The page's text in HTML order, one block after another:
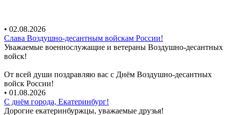
• 02.08.2026
Слава Воздушно-десантным войскам России!
Уважаемые военнослужащие и ветераны Воздушно-десантных
войск!
От всей души поздравляю вас с Днём Воздушно-десантных
войск России!
• 01.08.2026
С днём города, Екатеринбург!
Дорогие екатеринбуржцы, уважаемые друзья!